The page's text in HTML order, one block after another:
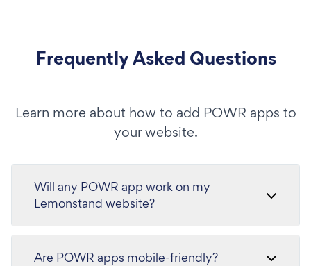
Frequently Asked Questions
Learn more about how to add POWR apps to
your website.
Will any POWR app work on my
Lemonstand website?
Are POWR apps mobile-friendly?